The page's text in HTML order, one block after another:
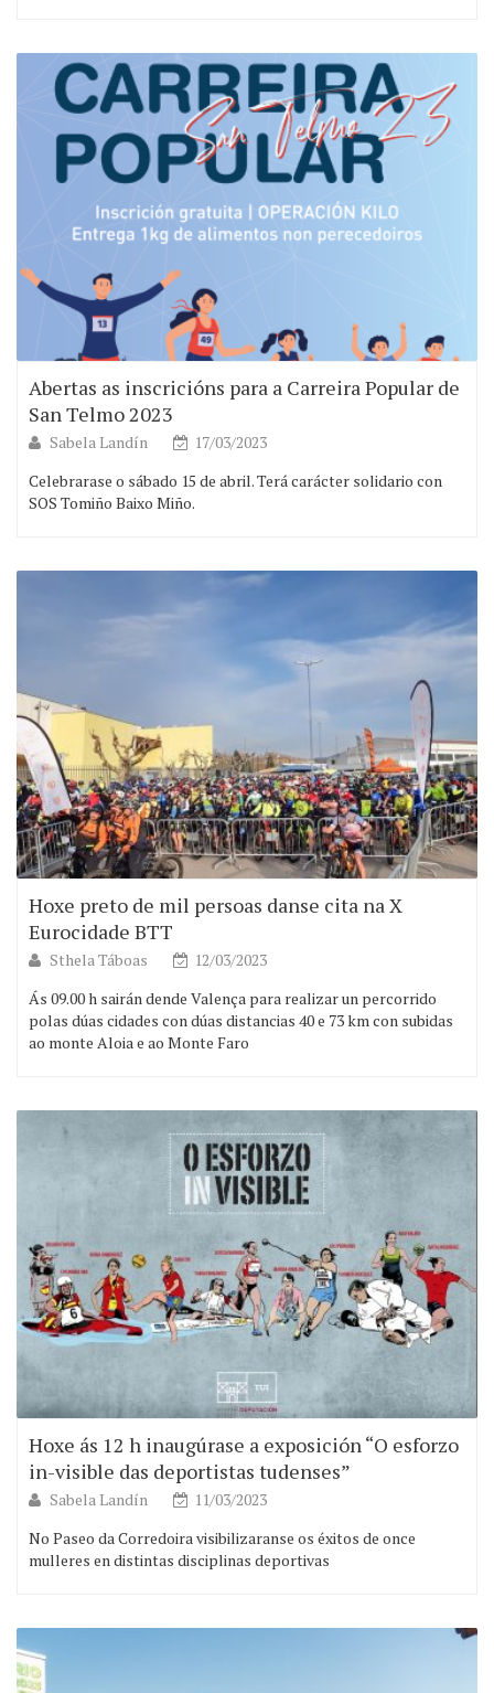
Abertas as inscricións para a Carreira Popular de
San Telmo 2023
Sabela Landín
17/03/2023
Celebrarase o sábado 15 de abril. Terá carácter solidario con
SOS Tomiño Baixo Miño.
Hoxe preto de mil persoas danse cita na X
Eurocidade BTT
Sthela Táboas
12/03/2023
Ás 09.00 h sairán dende Valença para realizar un percorrido
polas dúas cidades con dúas distancias 40 e 73 km con subidas
ao monte Aloia e ao Monte Faro
Hoxe ás 12 h inaugúrase a exposición “O esforzo
in-visible das deportistas tudenses”
Sabela Landín
11/03/2023
No Paseo da Corredoira visibilizaranse os éxitos de once
mulleres en distintas disciplinas deportivas